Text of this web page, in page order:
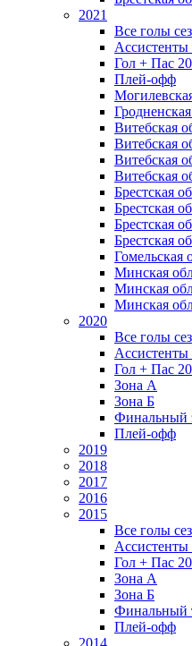
2021
Все голы
Ассистенты
Гол + Пас
Плей-офф
Витебская
Витебская
Витебская
Витебская
Брестская
Брестская
Брестская
Брестская
Гомельская
Минская
Минская
Минская
2020
Все голы
Ассистенты
Гол + Пас
Зона А
Зона Б
Финальный
Плей-офф
2019
2018
2017
2016
2015
Все голы
Ассистенты
Гол + Пас
Зона А
Зона Б
Финальный
Плей-офф
2014